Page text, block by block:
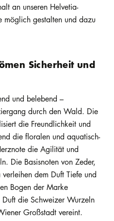
an unseren Helvetia-
möglich gestalten und dazu
Sicherheit und
und belebend –
durch den Wald. Die
die Freundlichkeit und
die floralen und aquatisch-
die Agilität und
Die Basisnoten von Zeder,
dem Duft Tiefe und
Bogen der Marke
die Schweizer Wurzeln
Großstadt vereint.